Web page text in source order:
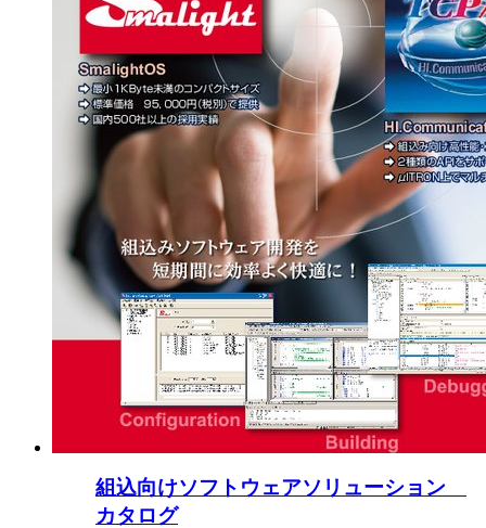
組込向けソフトウェアソリューション
カタログ